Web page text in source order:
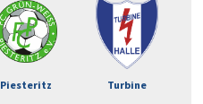
Piesteritz Turbine